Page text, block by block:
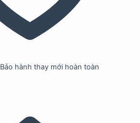
Bảo hành thay mới hoàn toàn